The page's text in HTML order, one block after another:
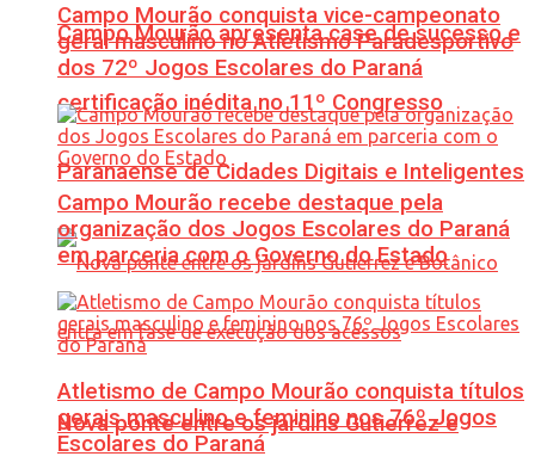
Campo Mourão apresenta case de sucesso e
certificação inédita no 11º Congresso
Paranaense de Cidades Digitais e Inteligentes
Nova ponte entre os jardins Gutierrez e
Campo Mourão conquista vice-campeonato
geral masculino no Atletismo Paradesportivo
dos 72º Jogos Escolares do Paraná
Campo Mourão recebe destaque pela
organização dos Jogos Escolares do Paraná
em parceria com o Governo do Estado
Atletismo de Campo Mourão conquista títulos
gerais masculino e feminino nos 76º Jogos
Escolares do Paraná